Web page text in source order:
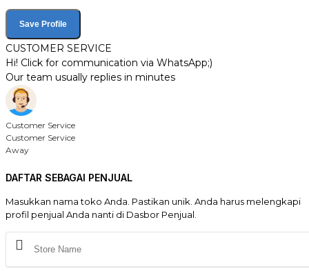
Save Profile
CUSTOMER SERVICE
Hi! Click for communication via WhatsApp;)
Our team usually replies in minutes
Customer Service
Customer Service
Away
DAFTAR SEBAGAI PENJUAL
Masukkan nama toko Anda. Pastikan unik. Anda harus melengkapi
profil penjual Anda nanti di Dasbor Penjual.